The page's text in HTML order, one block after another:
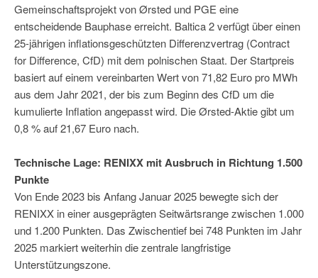
Gemeinschaftsprojekt von Ørsted und PGE eine
entscheidende Bauphase erreicht. Baltica 2 verfügt über einen
25-jährigen inflationsgeschützten Differenzvertrag (Contract
for Difference, CfD) mit dem polnischen Staat. Der Startpreis
basiert auf einem vereinbarten Wert von 71,82 Euro pro MWh
aus dem Jahr 2021, der bis zum Beginn des CfD um die
kumulierte Inflation angepasst wird. Die Ørsted-Aktie gibt um
0,8 % auf 21,67 Euro nach.
Technische Lage: RENIXX mit Ausbruch in Richtung 1.500
Punkte
Von Ende 2023 bis Anfang Januar 2025 bewegte sich der
RENIXX in einer ausgeprägten Seitwärtsrange zwischen 1.000
und 1.200 Punkten. Das Zwischentief bei 748 Punkten im Jahr
2025 markiert weiterhin die zentrale langfristige
Unterstützungszone.